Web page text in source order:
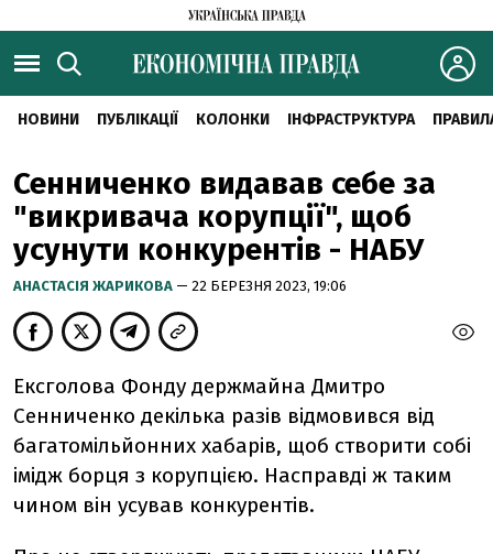
НОВИНИ ПУБЛІКАЦІЇ КОЛОНКИ ІНФРАСТРУКТУРА
Сенниченко видавав себе за
"викривача корупції", щоб
усунути конкурентів - НАБУ
АНАСТАСІЯ ЖАРИКОВА — 22 БЕРЕЗНЯ 2023, 19:06
Ексголова Фонду держмайна Дмитро
Сенниченко декілька разів відмовився від
багатомільйонних хабарів, щоб створити собі
імідж борця з корупцією. Насправді ж таким
чином він усував конкурентів.